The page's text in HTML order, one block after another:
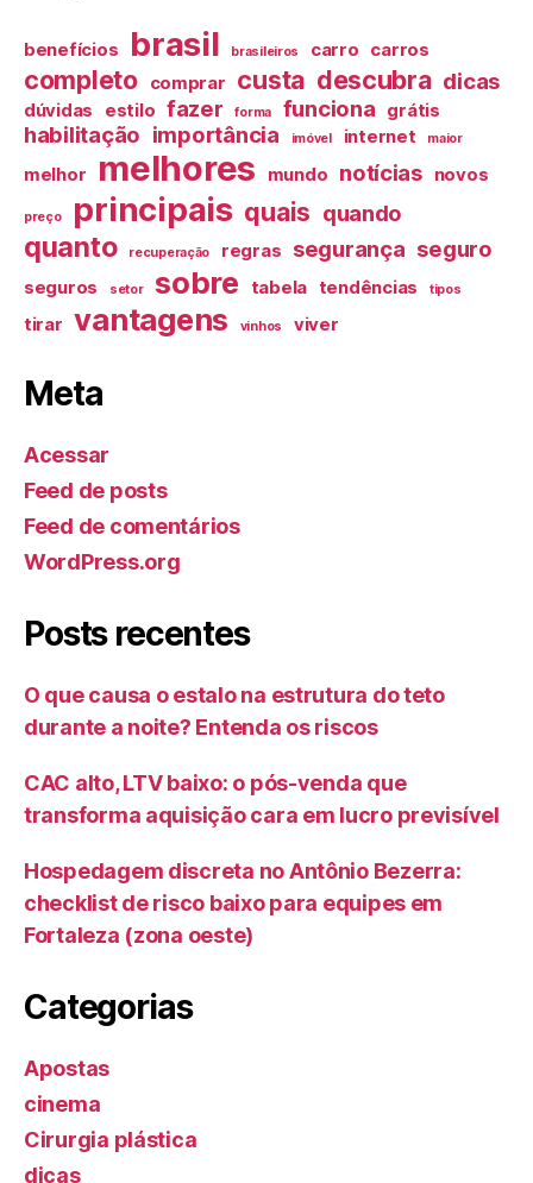
benefícios brasil brasileiros carro carros
completo comprar custa descubra dicas
dúvidas estilo fazer forma funciona grátis
habilitação importância imóvel internet maior
melhor melhores mundo notícias novos
preço principais quais quando
quanto recuperação regras segurança seguro
seguros setor sobre tabela tendências tipos
tirar vantagens vinhos viver
Meta
Acessar
Feed de posts
Feed de comentários
WordPress.org
Posts recentes
O que causa o estalo na estrutura do teto
durante a noite? Entenda os riscos
CAC alto, LTV baixo: o pós-venda que
transforma aquisição cara em lucro previsível
Hospedagem discreta no Antônio Bezerra:
checklist de risco baixo para equipes em
Fortaleza (zona oeste)
Categorias
Apostas
cinema
Cirurgia plástica
dicas